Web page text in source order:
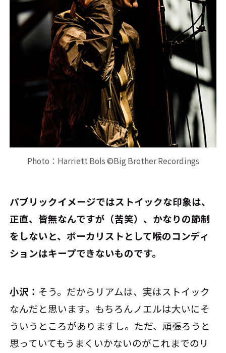
Photo：Harriett Bols ©Big Brother Recordings
――パブリックイメージではストイックな印象は、
正直、皆無なんですが（苦笑）、かなりの節制
をしないと、ボーカリストとして喉のコンディ
ションはキープできないものです。
小沢： そう。だからリアムは、実はストイック
なんだと思います。もちろんノエルは大いにそ
ういうところがありますし。ただ、頑張ろうと
思っていてもうまくいかないのがこれまでのリ